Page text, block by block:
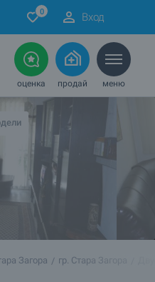
0 Вход
оценка продай меню
Загора гр. Стара Загора